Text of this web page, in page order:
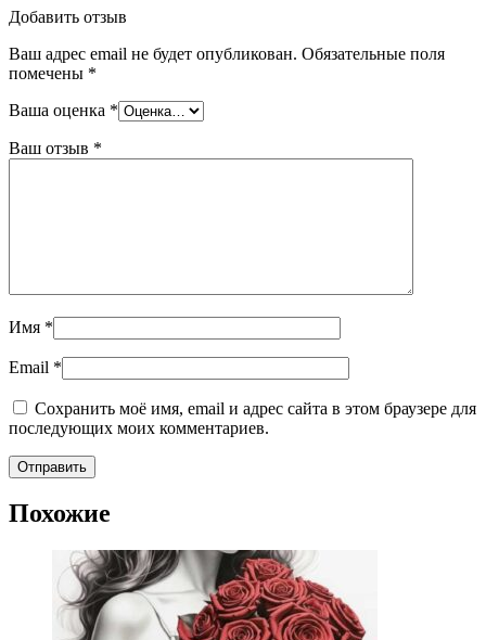
Добавить отзыв
Ваш адрес email не будет опубликован. Обязательные поля
помечены *
Ваша оценка *
Ваш отзыв *
Имя *
Email *
Сохранить моё имя, email и адрес сайта в этом браузере для
последующих моих комментариев.
Похожие